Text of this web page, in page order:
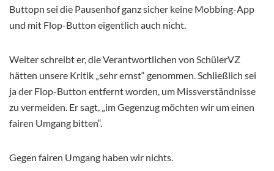
Buttopn sei die Pausenhof ganz sicher keine Mobbing-App
und mit Flop-Button eigentlich auch nicht.
Weiter schreibt er, die Verantwortlichen von SchülerVZ
hätten unsere Kritik „sehr ernst“ genommen. Schließlich sei
ja der Flop-Button entfernt worden, um Missverständnisse
zu vermeiden. Er sagt, „im Gegenzug möchten wir um einen
fairen Umgang bitten“.
Gegen fairen Umgang haben wir nichts.